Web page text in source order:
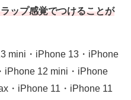
ップ感覚でつけることが
mini・iPhone 13・iPhone
iPhone 12 mini・iPhone
・iPhone 11・iPhone 11